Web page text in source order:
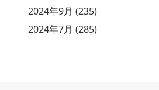
2024年9月 (235)
2024年7月 (285)